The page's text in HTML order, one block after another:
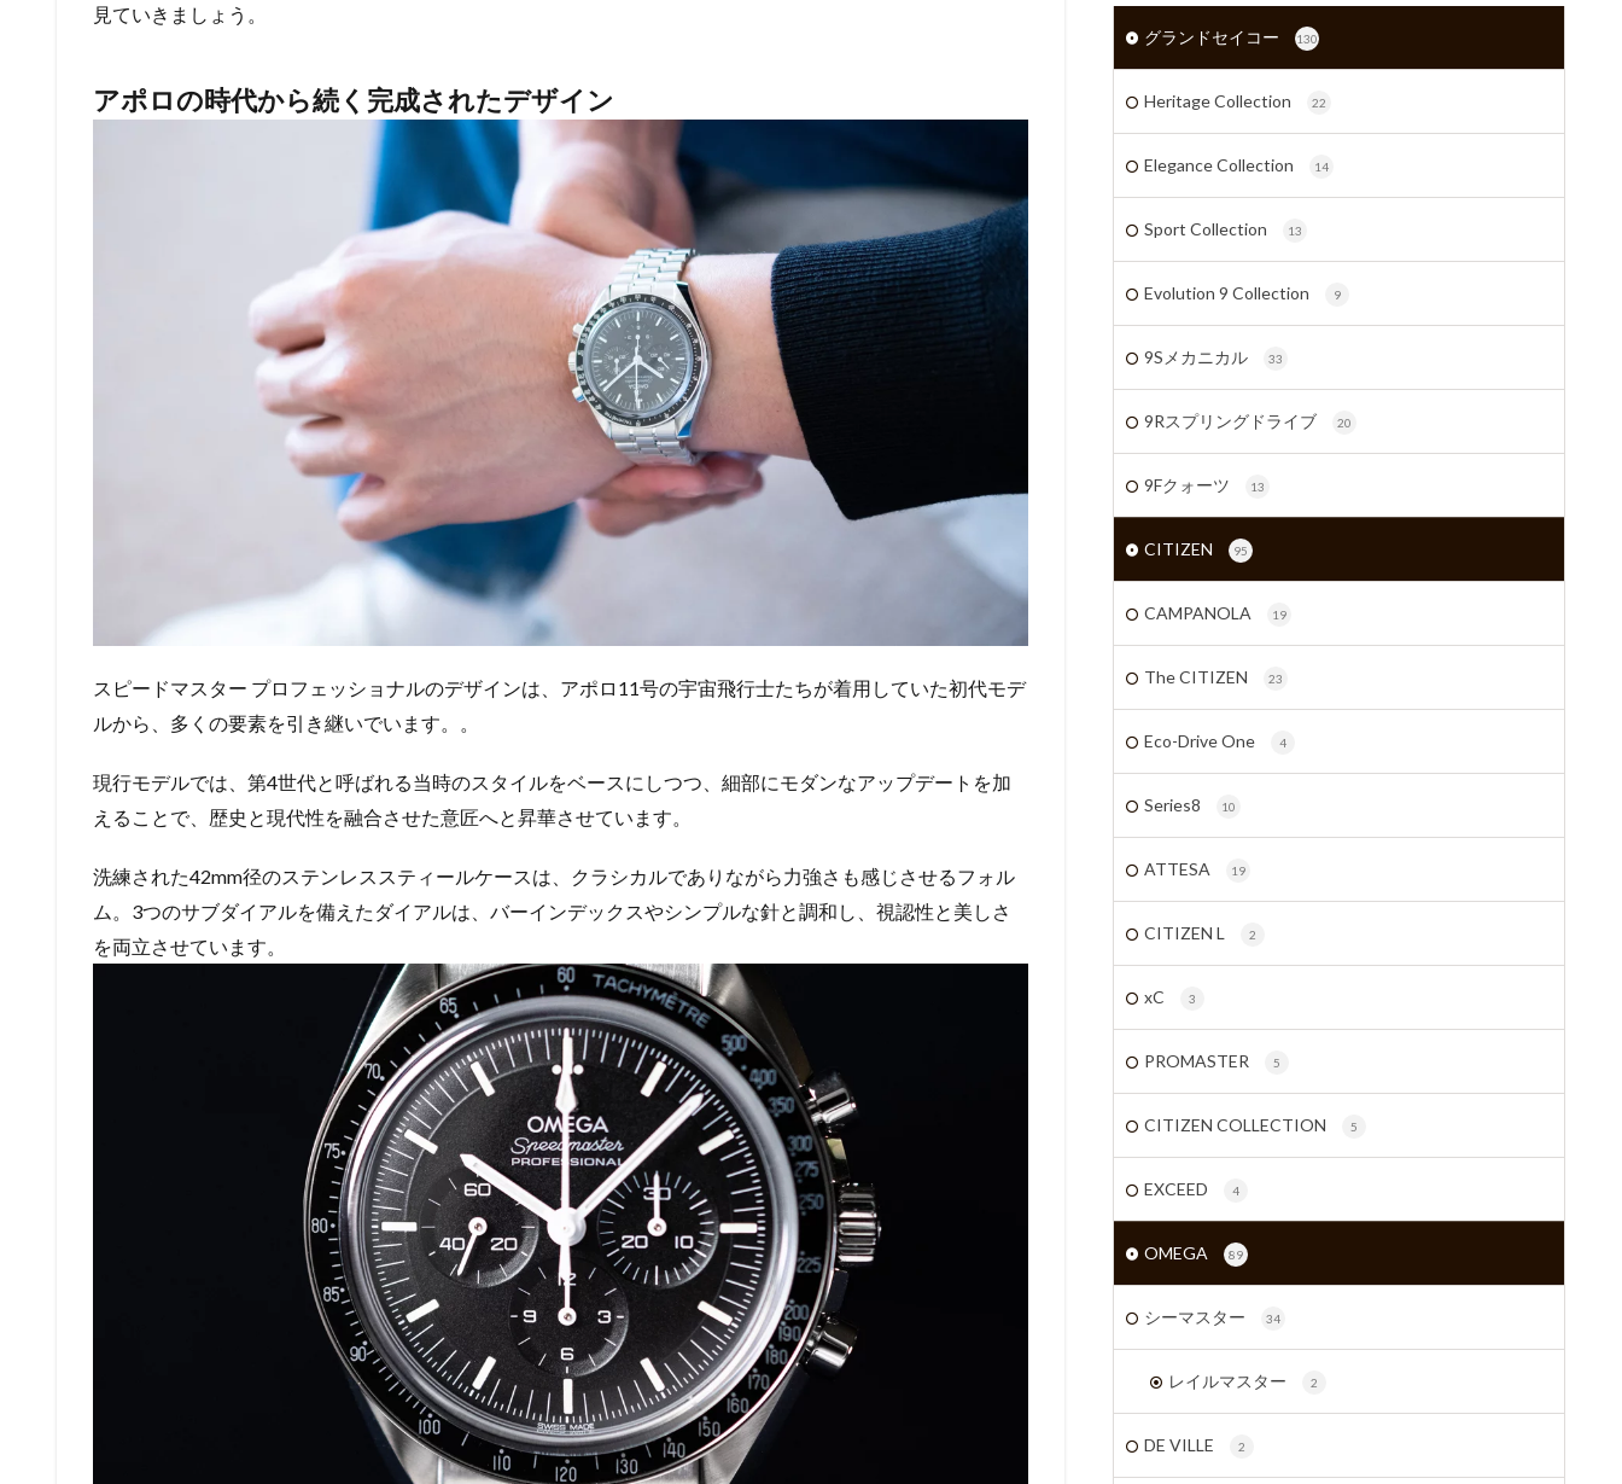
見ていきましょう。
アポロの時代から続く完成されたデザイン
スピードマスター プロフェッショナルのデザインは、アポロ11号の宇宙飛行士たちが着用していた初代モデ
ルから、多くの要素を引き継いでいます。。
現行モデルでは、第4世代と呼ばれる当時のスタイルをベースにしつつ、細部にモダンなアップデートを加
えることで、歴史と現代性を融合させた意匠へと昇華させています。
洗練された42mm径のステンレススティールケースは、クラシカルでありながら力強さも感じさせるフォル
ム。3つのサブダイアルを備えたダイアルは、バーインデックスやシンプルな針と調和し、視認性と美しさ
を両立させています。
グランドセイコー 130
Heritage Collection 22
Elegance Collection 14
Sport Collection 13
Evolution 9 Collection 9
9Sメカニカル 33
9Rスプリングドライブ 20
9Fクォーツ 13
CITIZEN 95
CAMPANOLA 19
The CITIZEN 23
Eco-Drive One 4
Series8 10
ATTESA 19
CITIZEN L 2
xC 3
PROMASTER 5
CITIZEN COLLECTION 5
EXCEED 4
OMEGA 89
シーマスター 34
レイルマスター 2
DE VILLE 2